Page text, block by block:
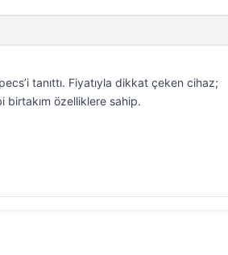
tanıttı. Fiyatıyla dikkat çeken cihaz;
özelliklere sahip.